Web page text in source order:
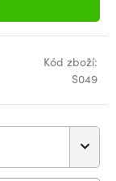
Kód zboží:
S049